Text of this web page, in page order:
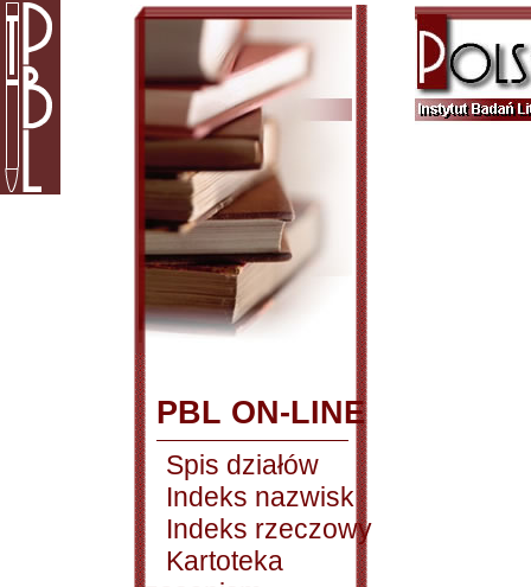
PBL ON-LINE
Spis działów
Indeks nazwisk
Indeks rzeczowy
Kartoteka